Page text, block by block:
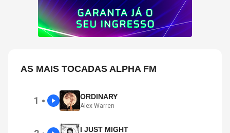
AS MAIS TOCADAS ALPHA FM
1 ● ORDINARY
Alex Warren
I JUST MIGHT